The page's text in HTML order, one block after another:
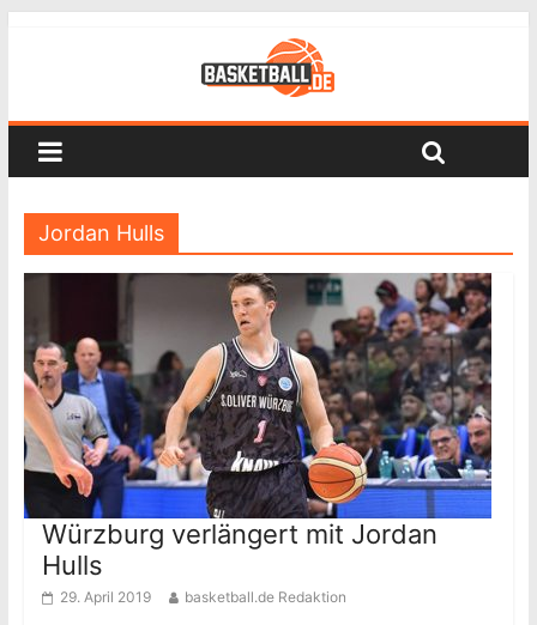
Jordan Hulls
Würzburg verlängert mit Jordan
Hulls
29. April 2019 basketball.de Redaktion